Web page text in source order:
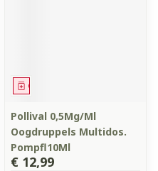
Geneesmiddel
Pollival 0,5Mg/Ml
Oogdruppels Multidos.
Pompfl10Ml
€ 12,99